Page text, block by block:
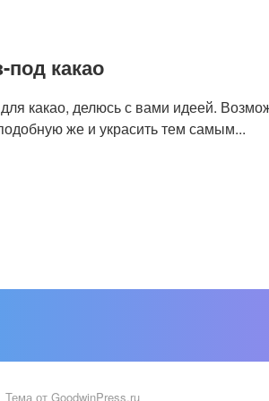
под какао
какао, делюсь с вами идеей.
же и украсить тем самым...
Тема от GoodwinPress.ru